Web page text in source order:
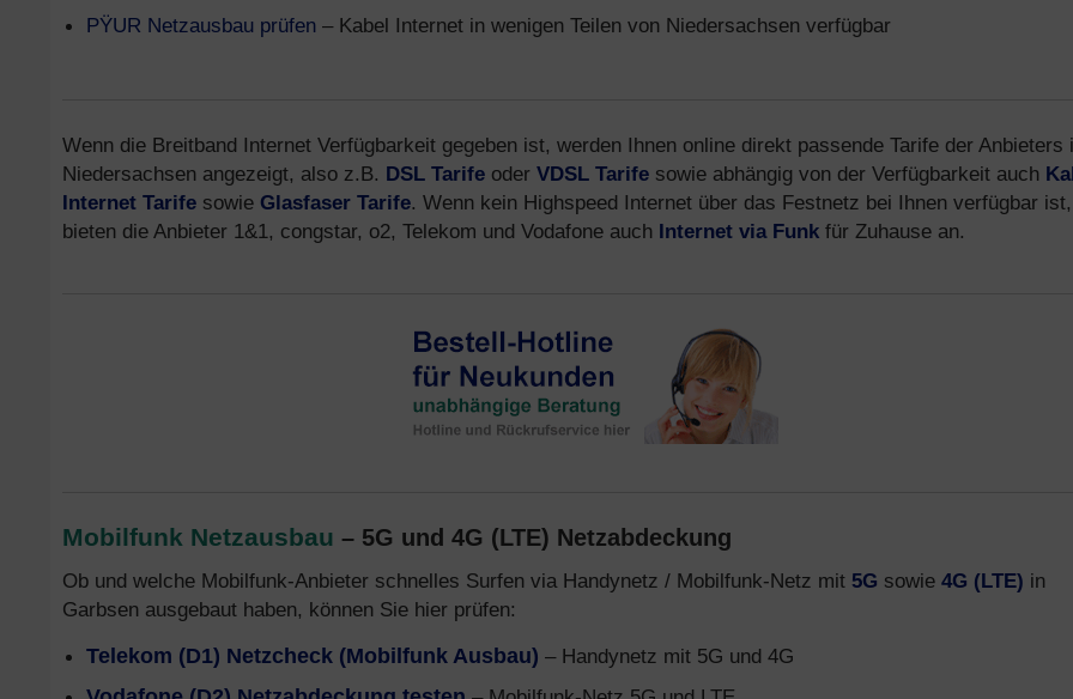
PŸUR Netzausbau prüfen – Kabel Internet in wenigen Teilen von Niedersachsen verfügbar
Wenn die Breitband Internet Verfügbarkeit gegeben ist, werden Ihnen online direkt passende Tarife der Anbieters
Niedersachsen angezeigt, also z.B. DSL Tarife oder VDSL Tarife sowie abhängig von der Verfügbarkeit auch
Internet Tarife sowie Glasfaser Tarife. Wenn kein Highspeed Internet über das Festnetz bei Ihnen verfügbar ist,
bieten die Anbieter 1&1, congstar, o2, Telekom und Vodafone auch Internet via Funk für Zuhause an.
Mobilfunk Netzausbau – 5G und 4G (LTE) Netzabdeckung
Ob und welche Mobilfunk-Anbieter schnelles Surfen via Handynetz / Mobilfunk-Netz mit 5G sowie 4G (LTE) in
Garbsen ausgebaut haben, können Sie hier prüfen:
Telekom (D1) Netzcheck (Mobilfunk Ausbau) – Handynetz mit 5G und 4G